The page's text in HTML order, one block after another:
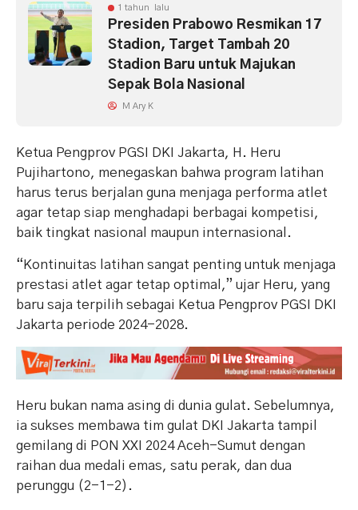
1 tahun lalu
Presiden Prabowo Resmikan 17
Stadion, Target Tambah 20
Stadion Baru untuk Majukan
Sepak Bola Nasional
M Ary K
Ketua Pengprov PGSI DKI Jakarta, H. Heru
Pujihartono, menegaskan bahwa program latihan
harus terus berjalan guna menjaga performa atlet
agar tetap siap menghadapi berbagai kompetisi,
baik tingkat nasional maupun internasional.
“Kontinuitas latihan sangat penting untuk menjaga
prestasi atlet agar tetap optimal,” ujar Heru, yang
baru saja terpilih sebagai Ketua Pengprov PGSI DKI
Jakarta periode 2024-2028.
Heru bukan nama asing di dunia gulat. Sebelumnya,
ia sukses membawa tim gulat DKI Jakarta tampil
gemilang di PON XXI 2024 Aceh-Sumut dengan
raihan dua medali emas, satu perak, dan dua
perunggu (2-1-2).